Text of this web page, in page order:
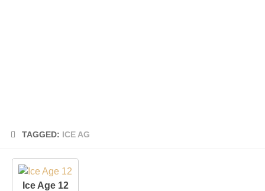
TAGGED: ICE AG
Ice Age 12